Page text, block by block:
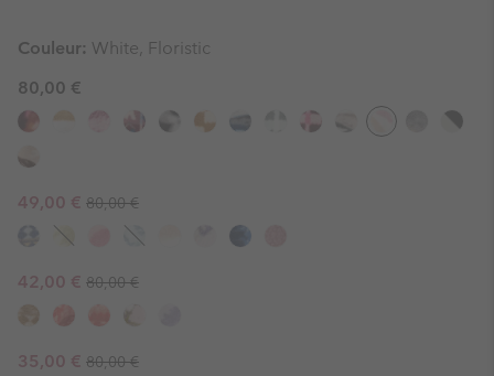
Couleur: White, Floristic
80,00 €
Sale price:
49,00 € Regular price:
80,00 €
Sale price:
42,00 € Regular price:
80,00 €
Sale price:
35,00 € Regular price:
80,00 €